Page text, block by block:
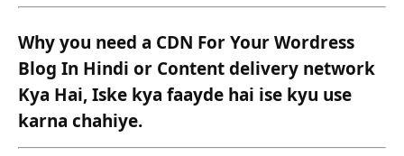
Why you need a CDN For Your Wordress
Blog In Hindi or Content delivery network
Kya Hai, Iske kya faayde hai ise kyu use
karna chahiye.